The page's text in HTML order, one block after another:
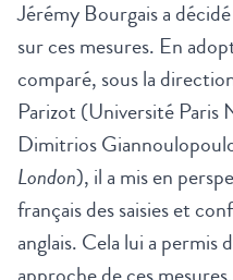
Jérémy Bourgais a
sur ces mesures. En
comparé, sous la
Parizot (Université
Dimitrios
London), il a mis en
français des saisies et
anglais. Cela lui a permis